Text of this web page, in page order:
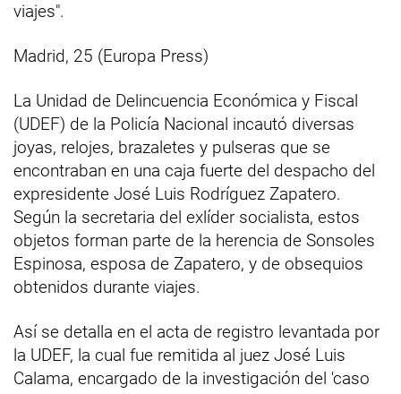
viajes".
Madrid, 25 (Europa Press)
La Unidad de Delincuencia Económica y Fiscal
(UDEF) de la Policía Nacional incautó diversas
joyas, relojes, brazaletes y pulseras que se
encontraban en una caja fuerte del despacho del
expresidente José Luis Rodríguez Zapatero.
Según la secretaria del exlíder socialista, estos
objetos forman parte de la herencia de Sonsoles
Espinosa, esposa de Zapatero, y de obsequios
obtenidos durante viajes.
Así se detalla en el acta de registro levantada por
la UDEF, la cual fue remitida al juez José Luis
Calama, encargado de la investigación del 'caso